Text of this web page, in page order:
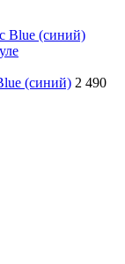
(синий) 2 490